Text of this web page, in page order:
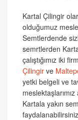
Kartal Çilingir
olduğumuz
Semtlerdende
semrtlerden
çalıştığımız iki
Çilingir ve
yetki belgeli ve
Kartala yakın